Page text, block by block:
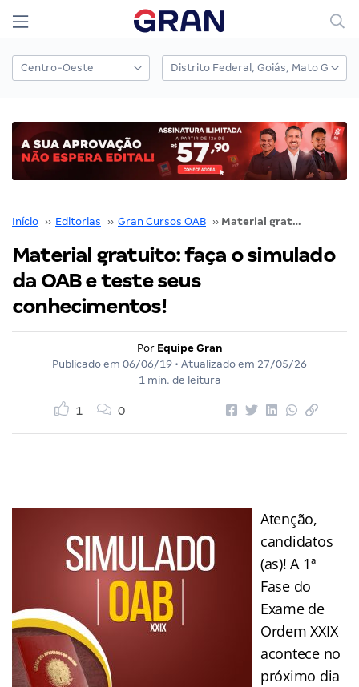
Início ›› Editorias ›› Gran Cursos OAB ›› Material gratuito: faça o simulado da OAB e teste seus conhecimentos!
Material gratuito: faça o simulado
da OAB e teste seus
conhecimentos!
Por Equipe Gran
Publicado em 06/06/19 • Atualizado em 27/05/26
1 min. de leitura
1 0
Atenção,
candidatos
(as)! A 1ª
Fase do
Exame de
Ordem XXIX
acontece no
próximo dia